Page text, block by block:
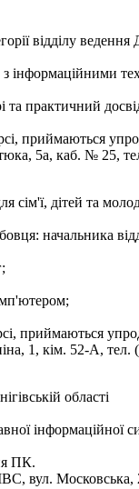
відділу
інформаційними
практичний
приймаються
5а, каб. № 25,
сім'ї, дітей та
начальника
приймаються
1, кім. 52-А, тел.
області
ПК.
вул. Московська,